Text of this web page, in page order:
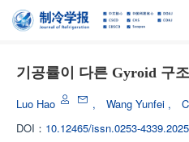
기공률이 다른 Gyroid 구
Luo Hao , Wang Yunfei ,
DOI： 10.12465/issn.0253-